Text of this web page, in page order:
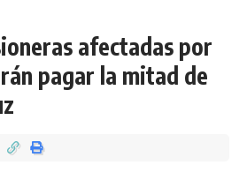
afectadas por
pagar la mitad de